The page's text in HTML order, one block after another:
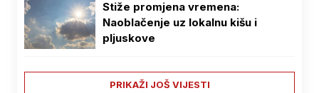
Stiže promjena vremena:
Naoblačenje uz lokalnu kišu i
pljuskove
PRIKAŽI JOŠ VIJESTI